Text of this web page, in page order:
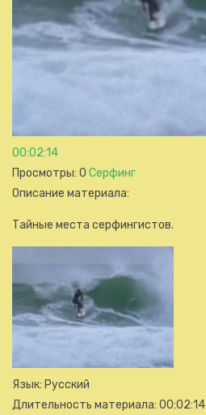
00:02:14
Просмотры: 0 Серфинг
Описание материала:
Тайные места серфингистов.
Язык: Русский
Длительность материала: 00:02:14